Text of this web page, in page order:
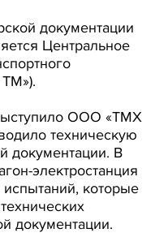
документации
Центральное
ООО «ТМХ
техническую
документации. В
электростанция
которые
документации.